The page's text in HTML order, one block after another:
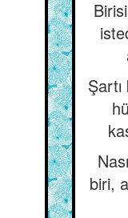
biri,